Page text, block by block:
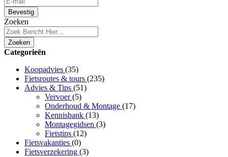
Bevestig
Zoeken
Zoeken
Categorieën
Koopadvies (35)
Fietsroutes & tours (235)
Advies & Tips (51)
Vervoer(5)
Onderhoud & Montage (17)
Kennisbank (13)
Montagegidsen (3)
Fietstips (12)
Fietsvakanties (0)
Fietsverzekering (3)